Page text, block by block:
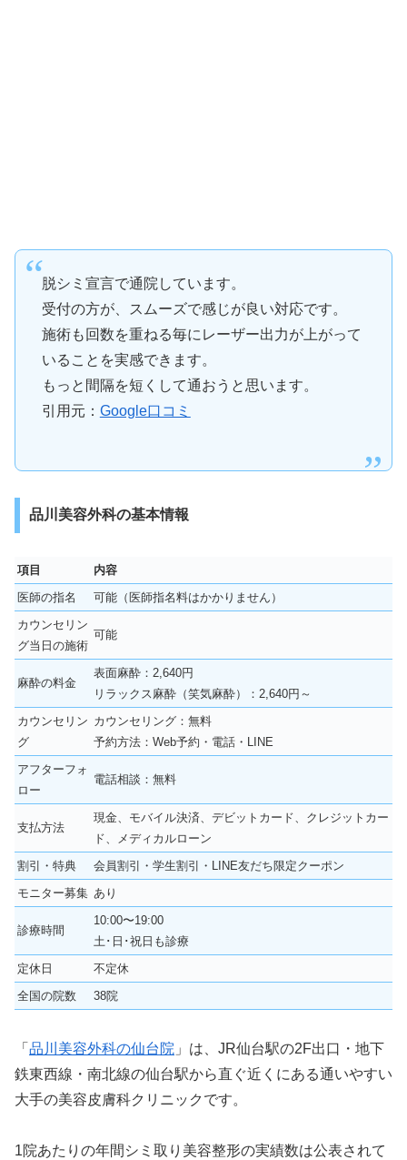
脱シミ宣言で通院しています。
受付の方が、スムーズで感じが良い対応です。
施術も回数を重ねる毎にレーザー出力が上がって
いることを実感できます。
もっと間隔を短くして通おうと思います。
引用元： Google口コミ
品川美容外科の基本情報
項目
内容
医師の指名
可能（医師指名料はかかりません）
カウンセリン
グ当日の施術
可能
麻酔の料金
表面麻酔：2,640円
リラックス麻酔（笑気麻酔）：2,640円～
カウンセリン
グ
カウンセリング：無料
予約方法：Web予約・電話・LINE
アフターフォ
ロー
電話相談：無料
支払方法
現金、モバイル決済、デビットカード、クレジットカー
ド、メディカルローン
割引・特典
会員割引・学生割引・LINE友だち限定クーポン
モニター募集 あり
診療時間
10:00〜19:00
土･日･祝日も診療
定休日
不定休
全国の院数
38院
「 品川美容外科の仙台院 」は、JR仙台駅の2F出口・地下
鉄東西線・南北線の仙台駅から直ぐ近くにある通いやすい
大手の美容皮膚科クリニックです。
1院あたりの年間シミ取り美容整形の実績数は公表されて